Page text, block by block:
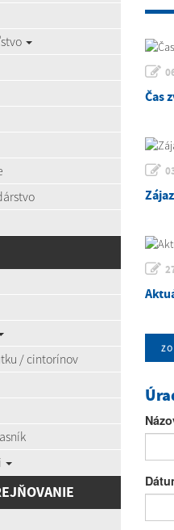
/ cintorínov
Čas